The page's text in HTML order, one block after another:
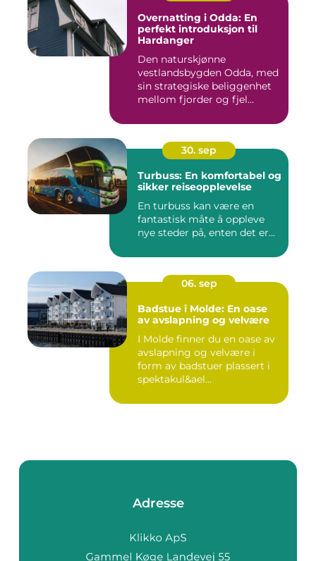
Overnatting i Odda: En
perfekt introduksjon til
Hardanger
Den naturskjønne
vestlandsbygden Odda, med
sin strategiske beliggenhet
mellom fjorder og fjel...
30. sep
Turbuss: En komfortabel og
sikker reiseopplevelse
En turbuss kan være en
fantastisk måte å oppleve
nye steder på, enten det er...
06. sep
Badstue i Molde: En oase
av avslapning og velvære
I Molde finner du en oase av
avslapning og velvære i
form av badstuer plassert i
spektakul&ael...
Adresse